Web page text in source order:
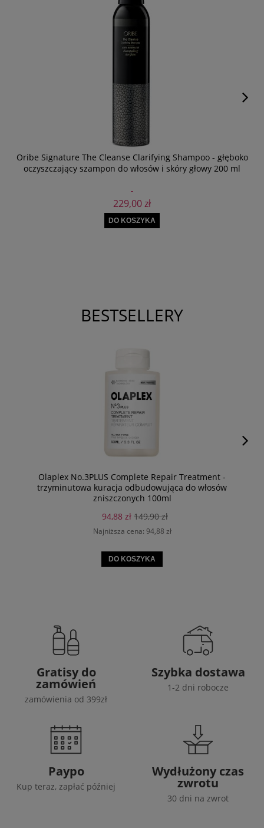
Oribe Signature The Cleanse Clarifying Shampoo - głęboko
oczyszczający szampon do włosów i skóry głowy 200 ml
229,00 zł
DO KOSZYKA
BESTSELLERY
Olaplex No.3PLUS Complete Repair Treatment -
trzyminutowa kuracja odbudowująca do włosów
zniszczonych 100ml
94,88 zł 149,90 zł
Najniższa cena: 94,88 zł
DO KOSZYKA
Gratisy do
zamówień
zamówienia od 399zł
Szybka dostawa
1-2 dni robocze
Paypo
Kup teraz, zapłać później
Wydłużony czas
zwrotu
30 dni na zwrot